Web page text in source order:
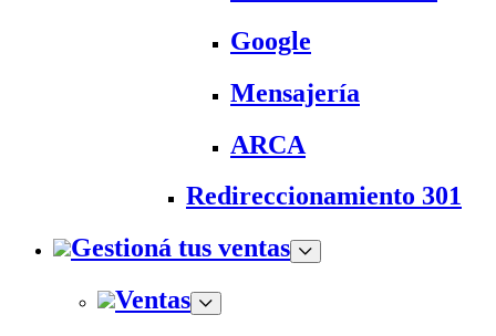
Google
Mensajería
ARCA
Redireccionamiento 301
Gestioná tus ventas
Ventas